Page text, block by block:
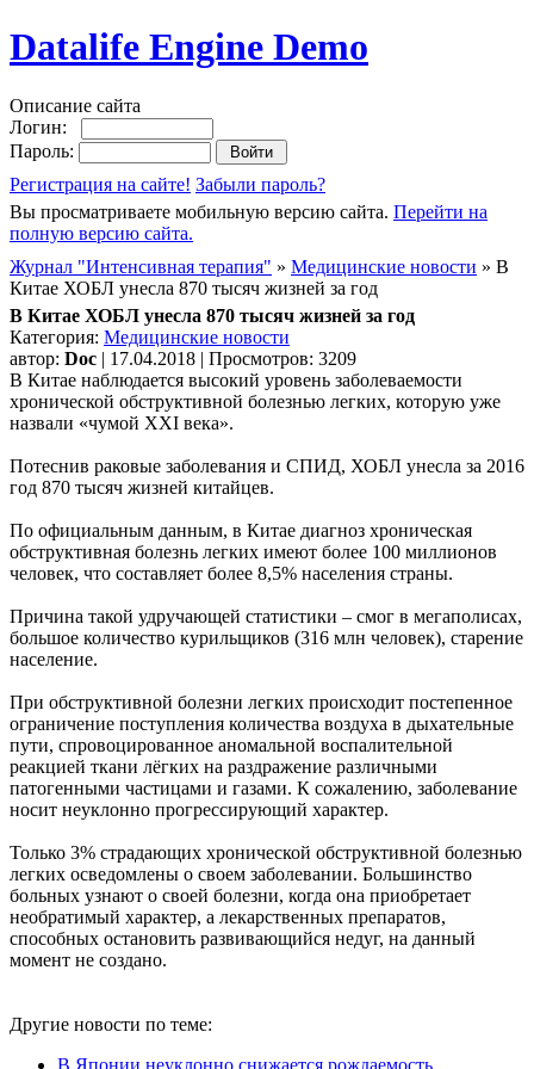
Datalife Engine Demo
Описание сайта
Логин:
Пароль:
Регистрация на сайте! Забыли пароль?
Вы просматриваете мобильную версию сайта. Перейти на
полную версию сайта.
Журнал "Интенсивная терапия" » Медицинские новости » В
Китае ХОБЛ унесла 870 тысяч жизней за год
В Китае ХОБЛ унесла 870 тысяч жизней за год
Категория: Медицинские новости
автор: Doc | 17.04.2018 | Просмотров: 3209
В Китае наблюдается высокий уровень заболеваемости
хронической обструктивной болезнью легких, которую уже
назвали «чумой XXI века».
Потеснив раковые заболевания и СПИД, ХОБЛ унесла за 2016
год 870 тысяч жизней китайцев.
По официальным данным, в Китае диагноз хроническая
обструктивная болезнь легких имеют более 100 миллионов
человек, что составляет более 8,5% населения страны.
Причина такой удручающей статистики – смог в мегаполисах,
большое количество курильщиков (316 млн человек), старение
население.
При обструктивной болезни легких происходит постепенное
ограничение поступления количества воздуха в дыхательные
пути, спровоцированное аномальной воспалительной
реакцией ткани лёгких на раздражение различными
патогенными частицами и газами. К сожалению, заболевание
носит неуклонно прогрессирующий характер.
Только 3% страдающих хронической обструктивной болезнью
легких осведомлены о своем заболевании. Большинство
больных узнают о своей болезни, когда она приобретает
необратимый характер, а лекарственных препаратов,
способных остановить развивающийся недуг, на данный
момент не создано.
Другие новости по теме:
В Японии неуклонно снижается рождаемость